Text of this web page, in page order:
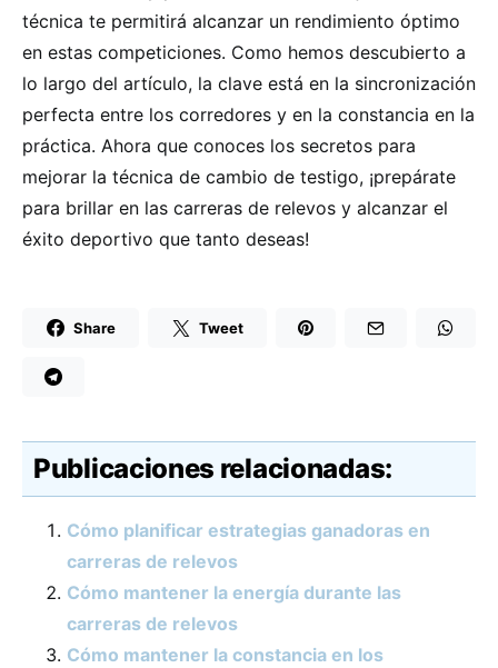
técnica te permitirá alcanzar un rendimiento óptimo
en estas competiciones. Como hemos descubierto a
lo largo del artículo, la clave está en la sincronización
perfecta entre los corredores y en la constancia en la
práctica. Ahora que conoces los secretos para
mejorar la técnica de cambio de testigo, ¡prepárate
para brillar en las carreras de relevos y alcanzar el
éxito deportivo que tanto deseas!
Share Tweet
Publicaciones relacionadas:
Cómo planificar estrategias ganadoras en
carreras de relevos
Cómo mantener la energía durante las
carreras de relevos
Cómo mantener la constancia en los